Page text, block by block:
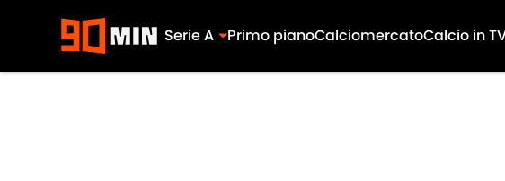
Serie A Primo pianoCalciomercatoCalcio in